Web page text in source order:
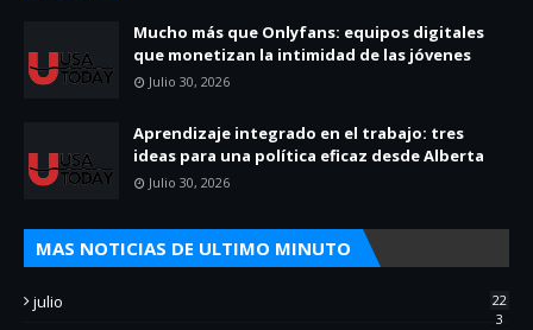
Mucho más que Onlyfans: equipos digitales
que monetizan la intimidad de las jóvenes
Julio 30, 2026
Aprendizaje integrado en el trabajo: tres
ideas para una política eficaz desde Alberta
Julio 30, 2026
MAS NOTICIAS DE ULTIMO MINUTO
julio
22
3